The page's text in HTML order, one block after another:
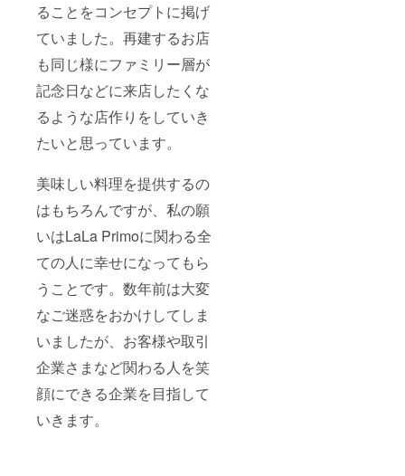
ることをコンセプトに掲げ
ていました。再建するお店
も同じ様にファミリー層が
記念日などに来店したくな
るような店作りをしていき
たいと思っています。
美味しい料理を提供するの
はもちろんですが、私の願
いはLaLa Primoに関わる全
ての人に幸せになってもら
うことです。数年前は大変
なご迷惑をおかけしてしま
いましたが、お客様や取引
企業さまなど関わる人を笑
顔にできる企業を目指して
いきます。